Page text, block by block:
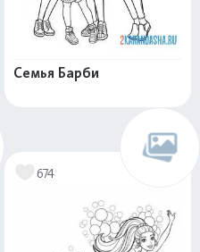
Семья Барби
674